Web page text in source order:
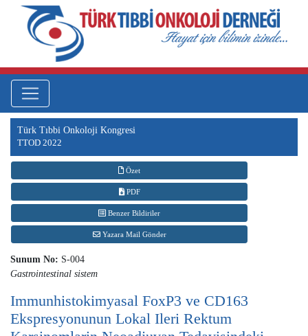
Türk Tıbbi Onkoloji Kongresi
TTOD 2022
Özet
PDF
Benzer Bildiriler
Yazara Mail Gönder
Sunum No: S-004
Gastrointestinal sistem
Immunhistokimyasal FoxP3 ve CD163
Ekspresyonunun Lokal Ileri Rektum